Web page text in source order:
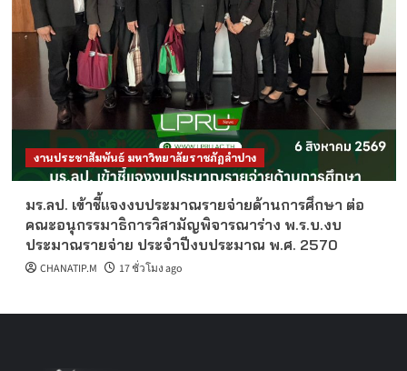
งานประชาสัมพันธ์ มหาวิทยาลัยราชภัฏลำปาง
มร.ลป. เข้าชี้แจงงบประมาณรายจ่ายด้านการศึกษา ต่อ
คณะอนุกรรมาธิการวิสามัญพิจารณาร่าง พ.ร.บ.งบ
ประมาณรายจ่าย ประจำปีงบประมาณ พ.ศ. 2570
CHANATIP.M 17 ชั่วโมง ago